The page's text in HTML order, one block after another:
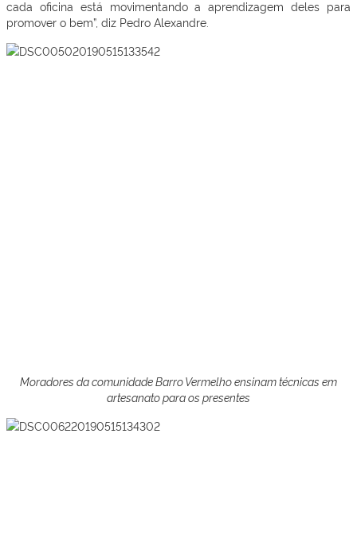
cada oficina está movimentando a aprendizagem deles para
promover o bem”, diz Pedro Alexandre.
Moradores da comunidade Barro Vermelho ensinam técnicas em
artesanato para os presentes